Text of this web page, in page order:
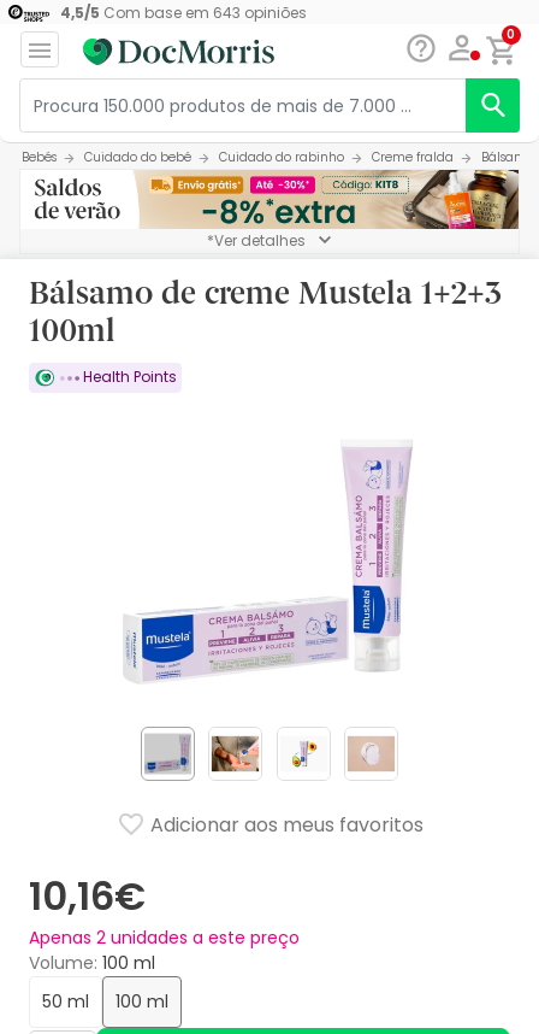
4,5/5 Com base em 643 opiniões
0
Bebés Cuidado do bebé Cuidado do rabinho Creme fralda Bálsamo
*Ver detalhes
Bálsamo de creme Mustela 1+2+3
100ml
Health Points
10,16€
Apenas 2 unidades a este preço
Volume 100 ml
50 ml
100 ml
Adicionar aos meus favoritos